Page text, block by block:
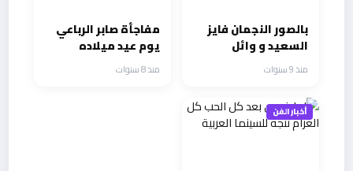
بالصور النجمان فايز
السعيد و وائل
كفوري يحصدان جوائز
ضيافة في دبي
منذ 9 سنوات
مفاجأة صابر الرباعي
يوم عيد ميلاده
منذ 8 سنوات
أخبار الفن